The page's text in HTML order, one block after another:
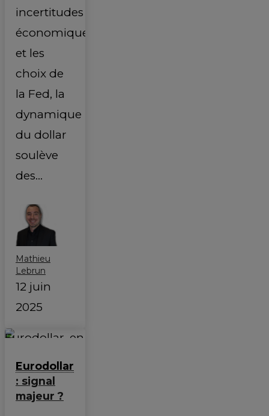
incertitudes
économiques
et les
choix de
la Fed, la
dynamique
du dollar
soulève
des…
Mathieu
Lebrun
12 juin
2025
Eurodollar
: signal
majeur ?